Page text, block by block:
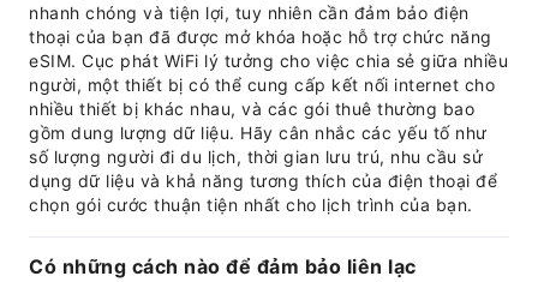
nhanh chóng và tiện lợi, tuy nhiên cần đảm bảo điện
thoại của bạn đã được mở khóa hoặc hỗ trợ chức năng
eSIM. Cục phát WiFi lý tưởng cho việc chia sẻ giữa nhiều
người, một thiết bị có thể cung cấp kết nối internet cho
nhiều thiết bị khác nhau, và các gói thuê thường bao
gồm dung lượng dữ liệu. Hãy cân nhắc các yếu tố như
số lượng người đi du lịch, thời gian lưu trú, nhu cầu sử
dụng dữ liệu và khả năng tương thích của điện thoại để
chọn gói cước thuận tiện nhất cho lịch trình của bạn.
Có những cách nào để đảm bảo liên lạc